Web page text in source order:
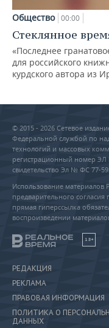
Общество 00:00
Стеклянное
«Последнее
для российского
курдского автора из
© 2015 - 2026 Сетевое
Федеральной службой по
технологий и массовых
регистрационный номер ЭЛ
свидетельство Эл № ФС 77-
Использование материалов
предварительного
прямая гиперссылка
воспроизведении
18+
РЕДАКЦИЯ
РЕКЛАМА
ПРАВОВАЯ ИНФОРМАЦИЯ
ПОЛИТИКА О
ДАННЫХ